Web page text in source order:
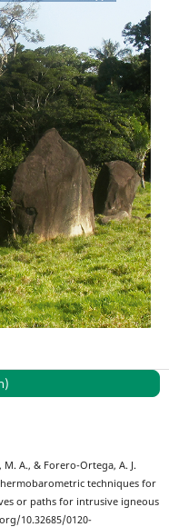
M. A., & Forero-Ortega, A. J.
techniques for
or paths for intrusive igneous
10.32685/0120-